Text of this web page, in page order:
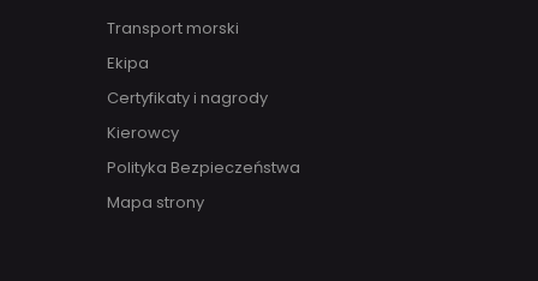
Transport morski
Ekipa
Certyfikaty i nagrody
Kierowcy
Polityka Bezpieczeństwa
Mapa strony